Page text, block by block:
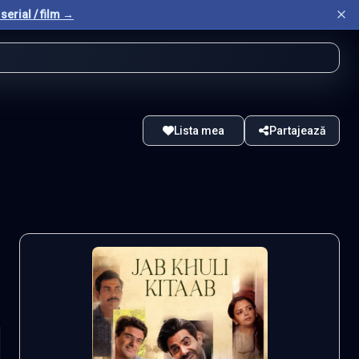
serial / film →
Lista mea Partajează